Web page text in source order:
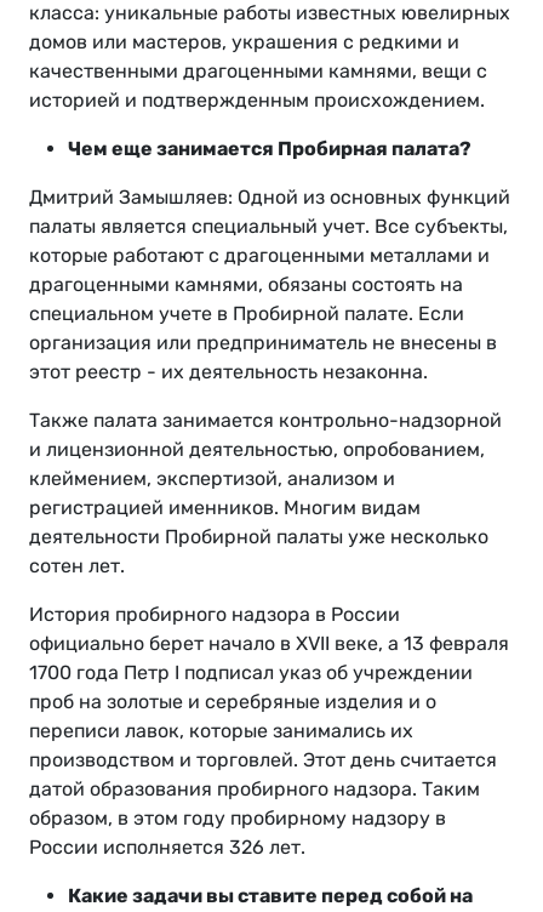
класса: уникальные работы известных ювелирных
домов или мастеров, украшения с редкими и
качественными драгоценными камнями, вещи с
историей и подтвержденным происхождением.
Чем еще занимается Пробирная палата?
Дмитрий Замышляев: Одной из основных функций
палаты является специальный учет. Все субъекты,
которые работают с драгоценными металлами и
драгоценными камнями, обязаны состоять на
специальном учете в Пробирной палате. Если
организация или предприниматель не внесены в
этот реестр - их деятельность незаконна.
Также палата занимается контрольно-надзорной
и лицензионной деятельностью, опробованием,
клеймением, экспертизой, анализом и
регистрацией именников. Многим видам
деятельности Пробирной палаты уже несколько
сотен лет.
История пробирного надзора в России
официально берет начало в XVII веке, а 13 февраля
1700 года Петр I подписал указ об учреждении
проб на золотые и серебряные изделия и о
переписи лавок, которые занимались их
производством и торговлей. Этот день считается
датой образования пробирного надзора. Таким
образом, в этом году пробирному надзору в
России исполняется 326 лет.
Какие задачи вы ставите перед собой на